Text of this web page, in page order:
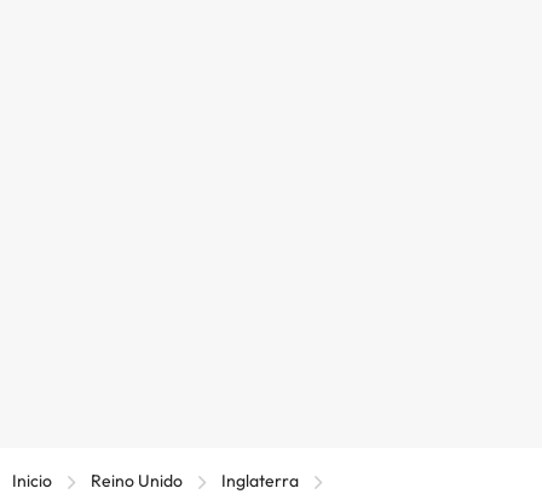
Inicio Reino Unido
Inglaterra